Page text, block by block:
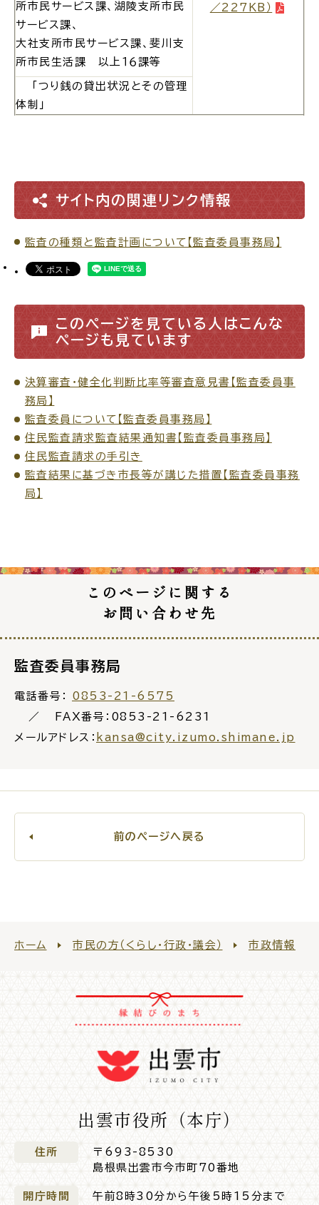
所市民サービス課、湖陵支所市民
サービス課、
大社支所市民サービス課、斐川支
所市民生活課 以上１６課等
／227KB）
「つり銭の貸出状況とその管理
体制」
サイト内の関連リンク情報
監査の種類と監査計画について【監査委員事務局】
このページを見ている人はこんな
ページも見ています
決算審査・健全化判断比率等審査意見書【監査委員事
務局】
監査委員について【監査委員事務局】
住民監査請求監査結果通知書【監査委員事務局】
住民監査請求の手引き
監査結果に基づき市長等が講じた措置【監査委員事務
局】
このページに関する
お問い合わせ先
監査委員事務局
電話番号： 0853-21-6575
FAX番号：0853-21-6231
メールアドレス： kansa@city.izumo.shimane.jp
前のページへ戻る
ホーム 市民の方（くらし・行政・議会） 市政情報
出雲市役所（本庁）
住所
〒693-8530
島根県出雲市今市町70番地
開庁時間 午前8時30分から午後5時15分まで